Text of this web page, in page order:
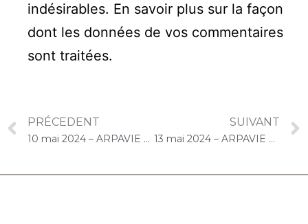
indésirables. En savoir plus sur la façon
dont les données de vos commentaires
sont traitées.
PRÉCEDENT
10 mai 2024 – ARPAVIE Arletty (Limeil-Brévannes) : Concert « Choco-Cello Solo »
SUIVANT
13 mai 2024 – ARPAVIE Les Sapins Bleus (Ville-d’Avray) : Concert « Gelato-Cello Solo »